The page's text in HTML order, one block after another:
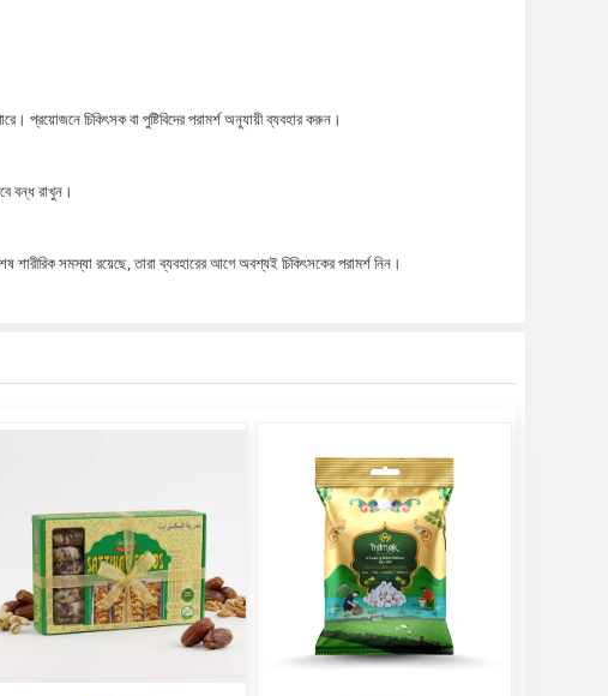
প্রয়োজনে চিকিৎসক বা পুষ্টিবিদের পরামর্শ অনুযায়ী ব্যবহার করুন।
বন্ধ রাখুন।
শারীরিক সমস্যা রয়েছে, তারা ব্যবহারের আগে অবশ্যই চিকিৎসকের পরামর্শ নিন।